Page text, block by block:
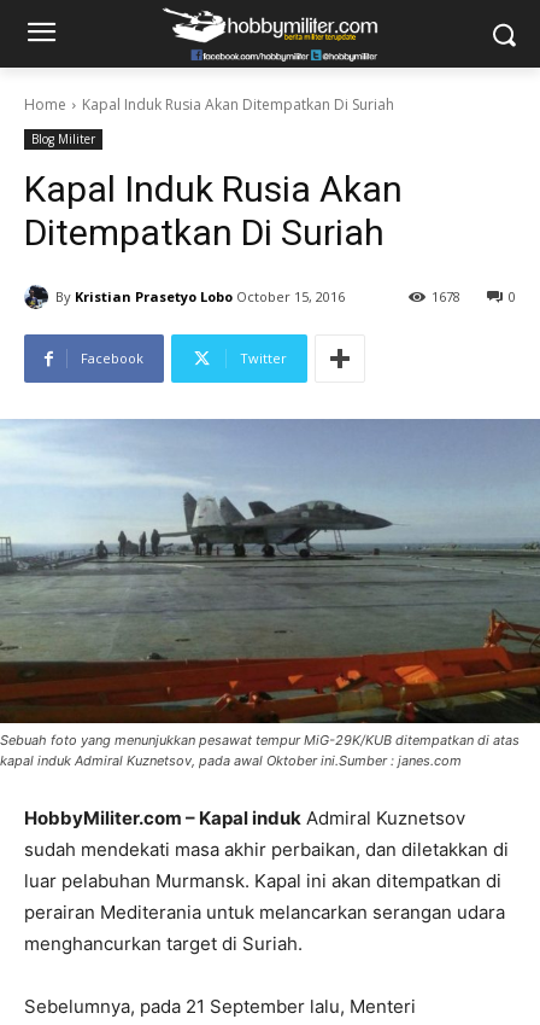
Home Kapal Induk Rusia Akan Ditempatkan Di Suriah
Blog Militer
Kapal Induk Rusia Akan
Ditempatkan Di Suriah
By Kristian Prasetyo Lobo October 15, 2016 0
1678
Facebook Twitter
Sebuah foto yang menunjukkan pesawat tempur MiG-29K/KUB ditempatkan di atas
kapal induk Admiral Kuznetsov, pada awal Oktober ini.Sumber : janes.com
HobbyMiliter.com – Kapal induk Admiral Kuznetsov
sudah mendekati masa akhir perbaikan, dan diletakkan di
luar pelabuhan Murmansk. Kapal ini akan ditempatkan di
perairan Mediterania untuk melancarkan serangan udara
menghancurkan target di Suriah.
Sebelumnya, pada 21 September lalu, Menteri